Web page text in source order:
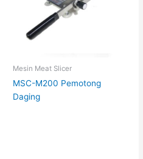
Mesin Meat Slicer
MSC-M200 Pemotong
Daging